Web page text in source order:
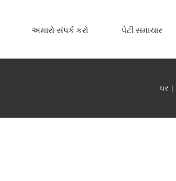
અમારો સંપર્ક કરો પેટી સમાચાર
ઘર